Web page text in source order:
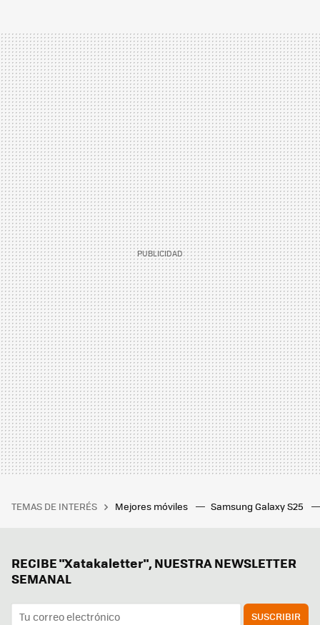
TEMAS DE INTERÉS Mejores móviles Samsung Galaxy S25
RECIBE "Xatakaletter", NUESTRA NEWSLETTER
SEMANAL
SUSCRIBIR